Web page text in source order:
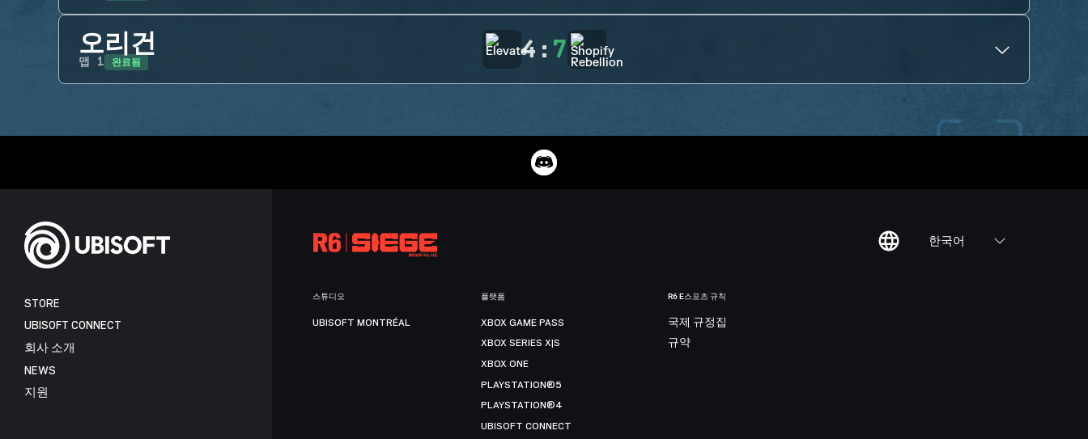
오리건
맵 1 완료됨 4 : 7
한국어
STORE
UBISOFT CONNECT
회사 소개
NEWS
지원
스튜디오
UBISOFT MONTRÉAL
플랫폼
XBOX GAME PASS
XBOX SERIES X|S
XBOX ONE
PLAYSTATION®5
PLAYSTATION®4
UBISOFT CONNECT
R6 E스포츠 규칙
국제 규정집
규약